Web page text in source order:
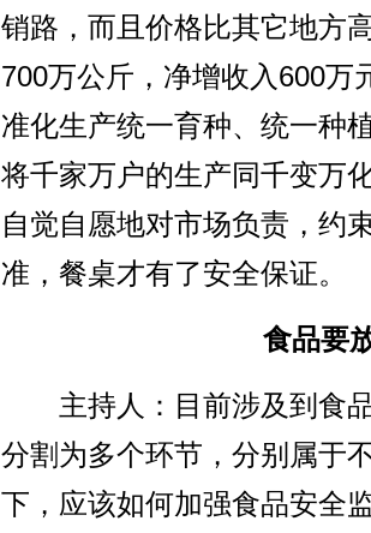
销路，而且价格比其它地方
700万公斤，净增收入600万
准化生产统一育种、统一种
将千家万户的生产同千变万
自觉自愿地对市场负责，约
准，餐桌才有了安全保证。
食品要
主持人：目前涉及到食品
分割为多个环节，分别属于
下，应该如何加强食品安全